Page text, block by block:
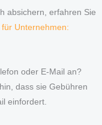
absichern, erfahren Sie
Unternehmen:
oder E-Mail an?
dass sie Gebühren
einfordert.